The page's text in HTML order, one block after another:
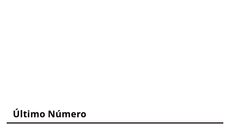
Último Número